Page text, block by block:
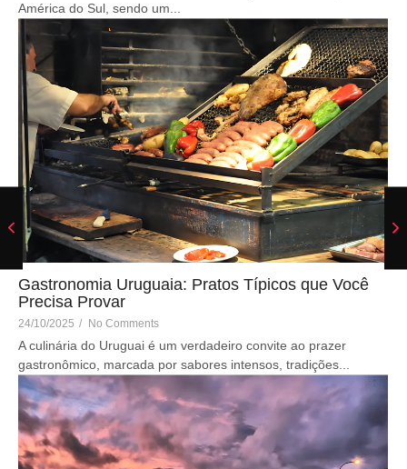
América do Sul, sendo um...
Gastronomia Uruguaia: Pratos Típicos que Você
Precisa Provar
24/10/2025 / No Comments
A culinária do Uruguai é um verdadeiro convite ao prazer
gastronômico, marcada por sabores intensos, tradições...